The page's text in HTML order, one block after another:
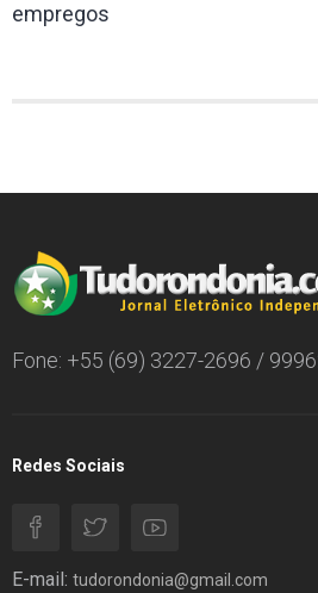
empregos
Fone: +55 (69) 3227-2696 /
Redes Sociais
E-mail: tudorondonia@gmail.com